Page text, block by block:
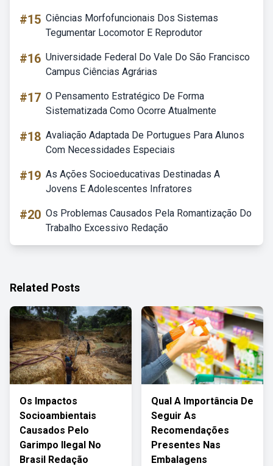
#15 Ciências Morfofuncionais Dos Sistemas
Tegumentar Locomotor E Reprodutor
#16 Universidade Federal Do Vale Do São Francisco
Campus Ciências Agrárias
#17 O Pensamento Estratégico De Forma
Sistematizada Como Ocorre Atualmente
#18 Avaliação Adaptada De Portugues Para Alunos
Com Necessidades Especiais
#19 As Ações Socioeducativas Destinadas A
Jovens E Adolescentes Infratores
#20 Os Problemas Causados Pela Romantização Do
Trabalho Excessivo Redação
Related Posts
Os Impactos
Socioambientais
Causados Pelo
Garimpo Ilegal No
Brasil Redação
Qual A Importância De
Seguir As
Recomendações
Presentes Nas
Embalagens